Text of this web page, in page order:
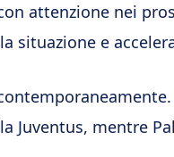
attenzione nei
situazione e
Juventus, mentre